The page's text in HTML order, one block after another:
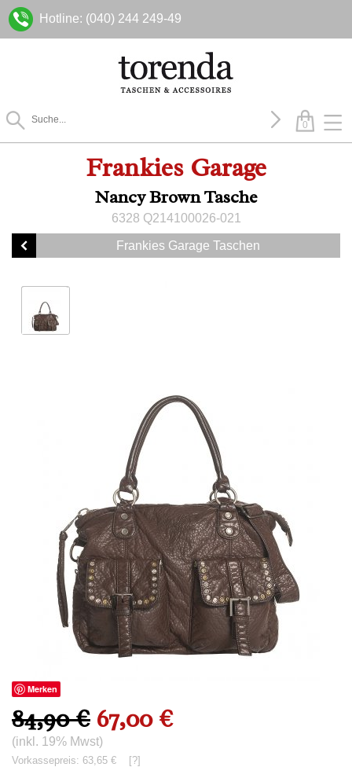
Hotline: (040) 244 249-49
0
Frankies Garage
Nancy Brown Tasche
6328 Q214100026-021
Frankies Garage Taschen
Merken
84,90 € 67,00 €
(inkl. 19% Mwst)
Vorkassepreis: 63,65 € [?]